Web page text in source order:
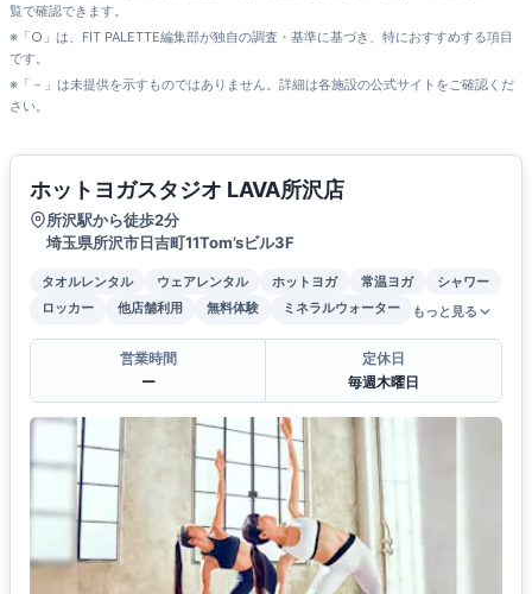
覧で確認できます。
※「○」は、FIT PALETTE編集部が独自の調査・基準に基づき、特におすすめする項目
です。
※「－」は未提供を示すものではありません。詳細は各施設の公式サイトをご確認くだ
さい。
ホットヨガスタジオ LAVA所沢店
所沢駅から徒歩2分
埼玉県所沢市日吉町11Tom’sビル3F
タオルレンタル ウェアレンタル ホットヨガ 常温ヨガ
シャワー
ロッカー
他店舗利用 無料体験 ミネラルウォーター もっと見る
営業時間
ー
定休日
毎週木曜日